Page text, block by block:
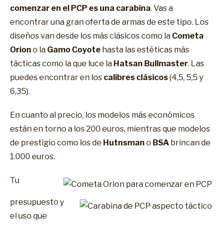
comenzar en el PCP es una carabina. Vas a
encontrar una gran oferta de armas de este tipo. Los
diseños van desde los más clásicos como la Cometa
Orion o la Gamo Coyote hasta las estéticas más
tácticas como la que luce la Hatsan Bullmaster. Las
puedes encontrar en los calibres clásicos(4,5, 5,5 y
6,35).
En cuanto al precio, los modelos más económicos
están en torno a los 200 euros, mientras que modelos
de prestigio como los de Hutnsman o BSA brincan de
1.000 euros.
Tu
presupuesto y
el uso que